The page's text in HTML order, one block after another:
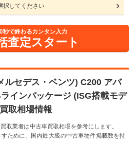
択してください
秒で終わるカンタン入力
査定スタート
ルセデス・ベンツ) C200 アバ
インパッケージ (ISG搭載モデ
取相場情報
取業者は中古車買取相場を参考にします。
ために、国内最大級の中古車物件掲載数を持